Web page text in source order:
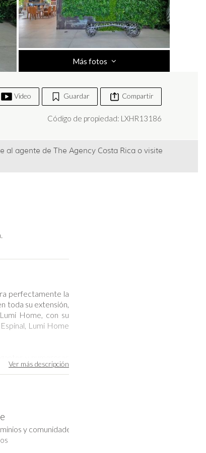
Más fotos
Video Guardar Compartir
Código de propiedad: LXHR13186
al agente de The Agency Costa Rica o visite
perfectamente la
toda su extensión,
Home, con su
Lumi Home
pared verde
carpintería blanca
por dos lados a
Ver más descripción
y comunidades